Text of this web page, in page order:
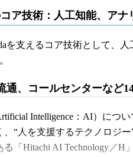
ア技術：人工知能、ア
を支えるコア技術として、
、コールセンターなど
Intelligence：AI）につ
“人を支援するテクノロジ
「Hitachi AI Technology／